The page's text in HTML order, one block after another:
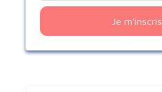
Je m'inscris